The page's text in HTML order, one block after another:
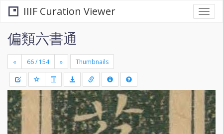
IIIF Curation Viewer
偏類六書通
« » Thumbnails
+
-
Draw